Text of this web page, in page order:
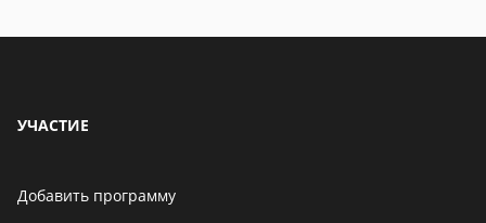
УЧАСТИЕ
Добавить программу